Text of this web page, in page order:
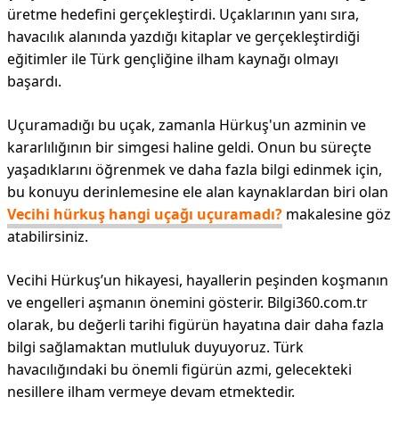
üretme hedefini gerçekleştirdi. Uçaklarının yanı sıra,
havacılık alanında yazdığı kitaplar ve gerçekleştirdiği
eğitimler ile Türk gençliğine ilham kaynağı olmayı
başardı.
Uçuramadığı bu uçak, zamanla Hürkuş'un azminin ve
kararlılığının bir simgesi haline geldi. Onun bu süreçte
yaşadıklarını öğrenmek ve daha fazla bilgi edinmek için,
bu konuyu derinlemesine ele alan kaynaklardan biri olan
Vecihi hürkuş hangi uçağı uçuramadı? makalesine göz
atabilirsiniz.
Vecihi Hürkuş’un hikayesi, hayallerin peşinden koşmanın
ve engelleri aşmanın önemini gösterir. Bilgi360.com.tr
olarak, bu değerli tarihi figürün hayatına dair daha fazla
bilgi sağlamaktan mutluluk duyuyoruz. Türk
havacılığındaki bu önemli figürün azmi, gelecekteki
nesillere ilham vermeye devam etmektedir.